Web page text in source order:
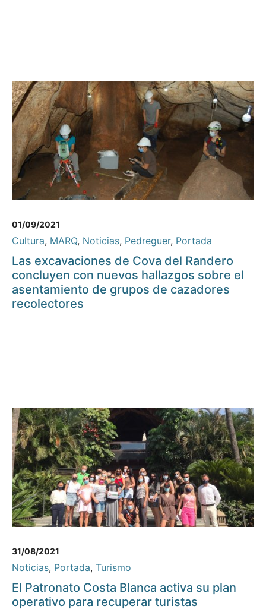
01/09/2021
Cultura, MARQ, Noticias, Pedreguer, Portada
Las excavaciones de Cova del Randero
concluyen con nuevos hallazgos sobre el
asentamiento de grupos de cazadores
recolectores
31/08/2021
Noticias, Portada, Turismo
El Patronato Costa Blanca activa su plan
operativo para recuperar turistas